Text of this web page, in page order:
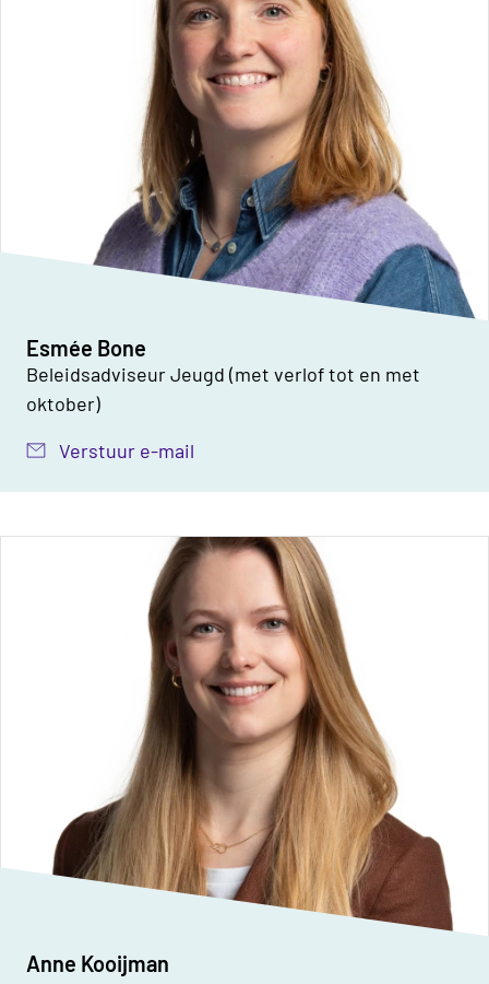
Esmée Bone
Beleidsadviseur Jeugd (met verlof tot en met
oktober)
Verstuur e-mail
Anne Kooijman